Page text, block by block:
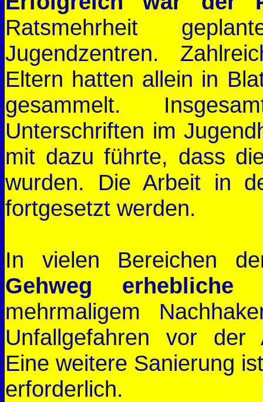
Ratsmehrheit
Jugendzentren.
Eltern hatten allein in
gesammelt.
Unterschriften im
mit dazu führte, dass
wurden. Die Arbeit in
fortgesetzt werden.
In vielen Bereichen
Gehweg
mehrmaligem
Unfallgefahren vor der
Eine weitere Sanierung
erforderlich.